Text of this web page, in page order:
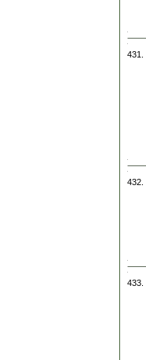
431.
432.
433.